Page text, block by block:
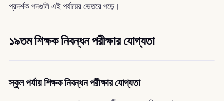
প্রদর্শক পদগুলি এই পর্যায়ের ভেতরে পড়ে।
১৯তম শিক্ষক নিবন্ধন পরীক্ষার যোগ্যতা
স্কুল পর্যায় শিক্ষক নিবন্ধন পরীক্ষার যোগ্যতা